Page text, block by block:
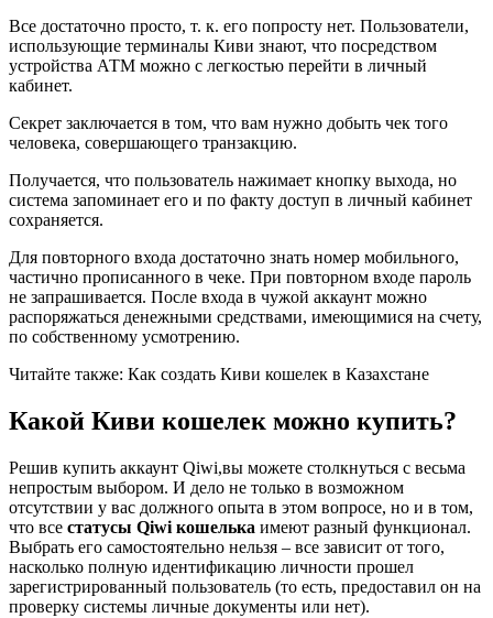
Все достаточно просто, т. к. его попросту нет. Пользователи,
использующие терминалы Киви знают, что посредством
устройства АТМ можно с легкостью перейти в личный
кабинет.
Секрет заключается в том, что вам нужно добыть чек того
человека, совершающего транзакцию.
Получается, что пользователь нажимает кнопку выхода, но
система запоминает его и по факту доступ в личный кабинет
сохраняется.
Для повторного входа достаточно знать номер мобильного,
частично прописанного в чеке. При повторном входе пароль
не запрашивается. После входа в чужой аккаунт можно
распоряжаться денежными средствами, имеющимися на счету,
по собственному усмотрению.
Читайте также: Как создать Киви кошелек в Казахстане
Какой Киви кошелек можно купить?
Решив купить аккаунт Qiwi,вы можете столкнуться с весьма
непростым выбором. И дело не только в возможном
отсутствии у вас должного опыта в этом вопросе, но и в том,
что все статусы Qiwi кошелька имеют разный функционал.
Выбрать его самостоятельно нельзя – все зависит от того,
насколько полную идентификацию личности прошел
зарегистрированный пользователь (то есть, предоставил он на
проверку системы личные документы или нет).